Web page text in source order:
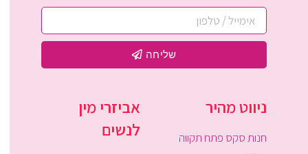
שליחה
ניווט מהיר
חנות סקס פתח תקווה
אביזרי מין
לנשים